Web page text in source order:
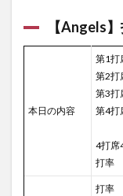
【Angels
本日の内容
第1
第2
第
第4
4打席
打
打率